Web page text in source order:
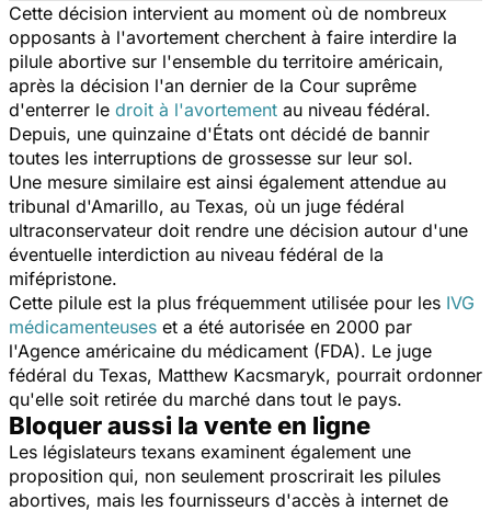
Cette décision intervient au moment où de nombreux
opposants à l'avortement cherchent à faire interdire la
pilule abortive sur l'ensemble du territoire américain,
après la décision l'an dernier de la Cour suprême
d'enterrer le droit à l'avortement au niveau fédéral.
Depuis, une quinzaine d'États ont décidé de bannir
toutes les interruptions de grossesse sur leur sol.
Une mesure similaire est ainsi également attendue au
tribunal d'Amarillo, au Texas, où un juge fédéral
ultraconservateur doit rendre une décision autour d'une
éventuelle interdiction au niveau fédéral de la
mifépristone.
Cette pilule est la plus fréquemment utilisée pour les IVG
médicamenteuses et a été autorisée en 2000 par
l'Agence américaine du médicament (FDA). Le juge
fédéral du Texas, Matthew Kacsmaryk, pourrait ordonner
qu'elle soit retirée du marché dans tout le pays.
Bloquer aussi la vente en ligne
Les législateurs texans examinent également une
proposition qui, non seulement proscrirait les pilules
abortives, mais les fournisseurs d'accès à internet de